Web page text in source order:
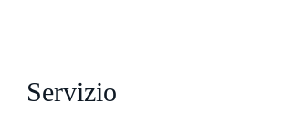
Servizio